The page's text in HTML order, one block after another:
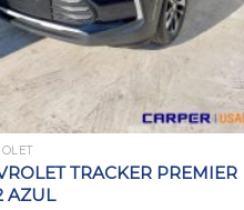
TRACKER PREMIER
AZUL